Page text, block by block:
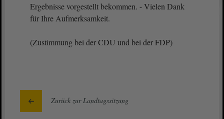
Ergebnisse vorgestellt bekommen. - Vielen Dank
für Ihre Aufmerksamkeit.
(Zustimmung bei der CDU und bei der FDP)
Zurück zur Landtagssitzung